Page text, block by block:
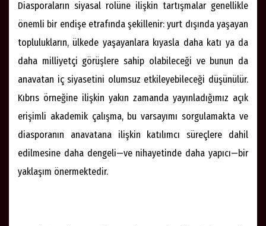
Diasporaların siyasal rolüne ilişkin tartışmalar genellikle
önemli bir endişe etrafında şekillenir: yurt dışında yaşayan
toplulukların, ülkede yaşayanlara kıyasla daha katı ya da
daha milliyetçi görüşlere sahip olabileceği ve bunun da
anavatan iç siyasetini olumsuz etkileyebileceği düşünülür.
Kıbrıs örneğine ilişkin yakın zamanda yayınladığımız açık
erişimli akademik çalışma, bu varsayımı sorgulamakta ve
diasporanın anavatana ilişkin katılımcı süreçlere dahil
edilmesine daha dengeli—ve nihayetinde daha yapıcı—bir
yaklaşım önermektedir.